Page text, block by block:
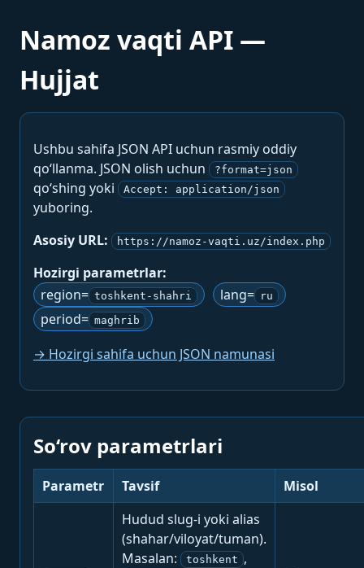
Namoz vaqti API —
Hujjat
Ushbu sahifa JSON API uchun rasmiy oddiy
qo‘llanma. JSON olish uchun
?format=json
qo‘shing yoki Accept: application/json
yuboring.
Asosiy URL:
https://namoz-vaqti.uz/index.php
Hozirgi parametrlar:
region= toshkent-shahri lang= ru
period= maghrib
→ Hozirgi sahifa uchun JSON namunasi
So‘rov parametrlari
Parametr Tavsif Misol
Hudud slug-i yoki alias
(shahar/viloyat/tuman).
Masalan:
toshkent ,